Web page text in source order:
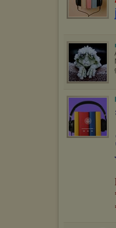
urządzeniu
dokonując
http://chomikuj.pl/